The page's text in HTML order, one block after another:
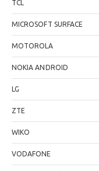
TCL
MICROSOFT SURFACE
MOTOROLA
NOKIA ANDROID
LG
ZTE
WIKO
VODAFONE